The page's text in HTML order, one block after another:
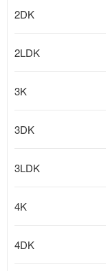
2DK
2LDK
3K
3DK
3LDK
4K
4DK